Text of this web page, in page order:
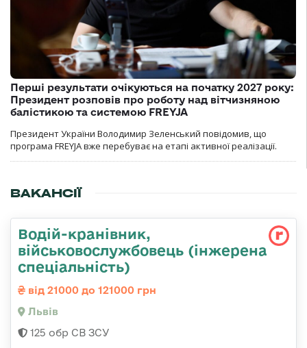
Перші результати очікуються на початку 2027 року:
Президент розповів про роботу над вітчизняною
балістикою та системою FREYJA
Президент України Володимир Зеленський повідомив, що
програма FREYJA вже перебуває на етапі активної реалізації.
ВАКАНСІЇ
Водій-кранівник,
військовослужбовець (інжерена
спеціальність)
від 21000 до 121000 грн
Львів
125 обр СВ ЗСУ